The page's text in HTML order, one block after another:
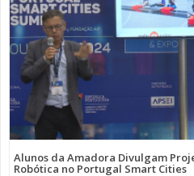
Alunos da Amadora Divulgam
Robótica no Portugal Smart Cities